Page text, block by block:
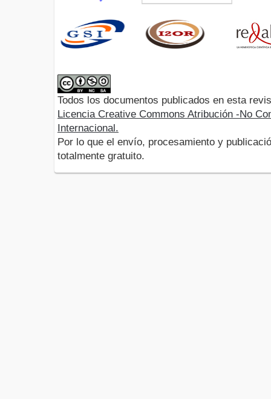
Todos los documentos publicados en esta
Licencia Creative Commons Atribución -No
Internacional.
Por lo que el envío, procesamiento y
totalmente gratuito.